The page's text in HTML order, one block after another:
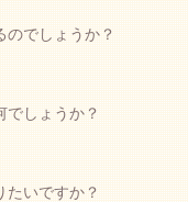
のでしょうか？
でしょうか？
たいですか？